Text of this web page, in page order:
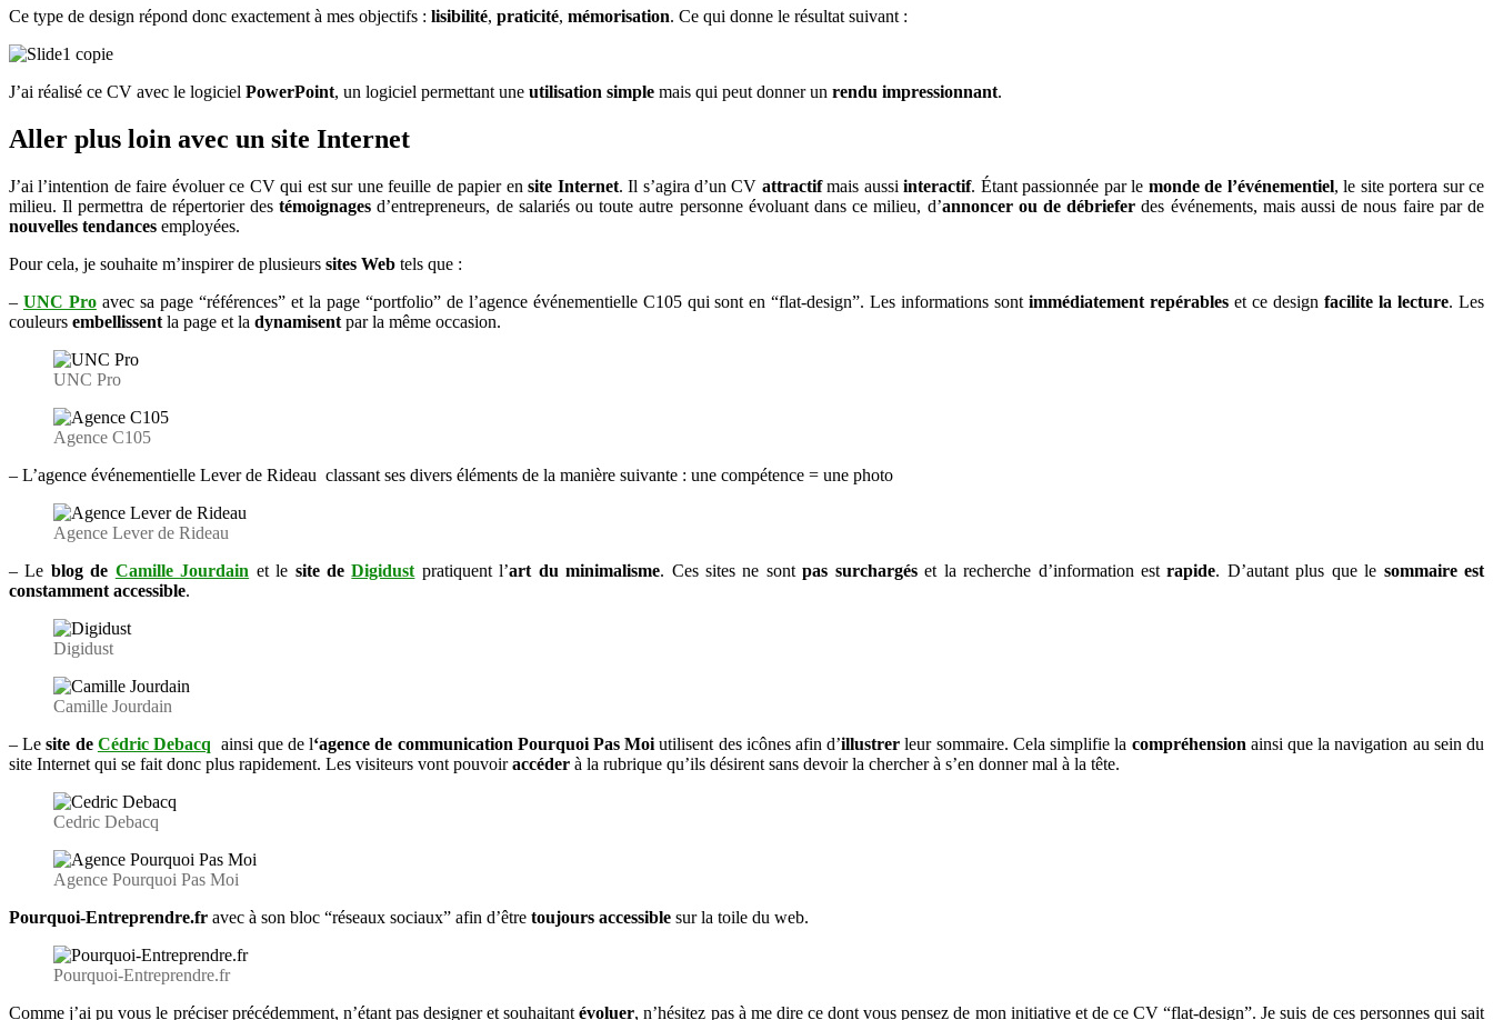
Ce type de design répond donc exactement à mes objectifs : lisibilité, praticité, mémorisation. Ce qui donne le résultat suivant :
J’ai réalisé ce CV avec le logiciel PowerPoint, un logiciel permettant une utilisation simple mais qui peut donner un rendu impressionnant.
Aller plus loin avec un site Internet
J’ai l’intention de faire évoluer ce CV qui est sur une feuille de papier ensite Internet. Il s’agira d’un CV attractifmais aussiinteractif. Étant passionnée par le monde de l’événementiel, le site portera sur ce
milieu. Il permettra de répertorier destémoignages d’entrepreneurs, de salariés ou toute autre personne évoluant dans ce milieu, d’annoncer ou de débriefer des événements, mais aussi de nous faire par de
nouvelles tendances employées.
Pour cela, je souhaite m’inspirer de plusieurs sites Web tels que :
– UNC Proavec sa page “références” et la page “portfolio” de l’agence événementielle C105 qui sont en “flat-design”. Les informations sontimmédiatement repérables et ce designfacilite la lecture. Les
couleurs embellissent la page et la dynamisent par la même occasion.
UNC Pro
Agence C105
– L’agence événementielle Lever de Rideau classant ses divers éléments de la manière suivante : une compétence = une photo
Agence Lever de Rideau
– Le blog de Camille Jourdain et le site deDigidust pratiquent l’art du minimalisme. Ces sites ne sontpas surchargéset la recherche d’information estrapide. D’autant plus que le sommaire est
constamment accessible.
Digidust
Camille Jourdain
– Lesite de Cédric Debacq ainsi que de l‘agence de communication Pourquoi Pas Moi utilisent des icônes afin d’illustrer leur sommaire. Cela simplifie la compréhension ainsi que la navigation au sein du
site Internet qui se fait donc plus rapidement. Les visiteurs vont pouvoiraccéder à la rubrique qu’ils désirent sans devoir la chercher à s’en donner mal à la tête.
Cedric Debacq
Agence Pourquoi Pas Moi
Pourquoi-Entreprendre.fr avec à son bloc “réseaux sociaux” afin d’être toujours accessible sur la toile du web.
Pourquoi-Entreprendre.fr
Comme j’ai pu vous le préciser précédemment, n’étant pas designer et souhaitantévoluer, n’hésitez pas à me dire ce dont vous pensez de mon initiative et de ce CV “flat-design”. Je suis de ces personnes qui sait